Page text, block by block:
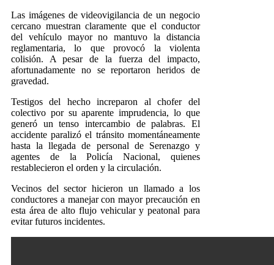
Las imágenes de videovigilancia de un negocio
cercano muestran claramente que el conductor
del vehículo mayor no mantuvo la distancia
reglamentaria, lo que provocó la violenta
colisión. A pesar de la fuerza del impacto,
afortunadamente no se reportaron heridos de
gravedad.
Testigos del hecho increparon al chofer del
colectivo por su aparente imprudencia, lo que
generó un tenso intercambio de palabras. El
accidente paralizó el tránsito momentáneamente
hasta la llegada de personal de Serenazgo y
agentes de la Policía Nacional, quienes
restablecieron el orden y la circulación.
Vecinos del sector hicieron un llamado a los
conductores a manejar con mayor precaución en
esta área de alto flujo vehicular y peatonal para
evitar futuros incidentes.